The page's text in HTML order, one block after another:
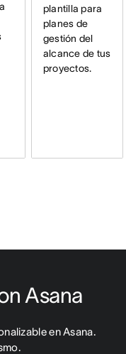
plantilla para
planes de
gestión del
alcance de tus
proyectos.
Asana
en Asana.